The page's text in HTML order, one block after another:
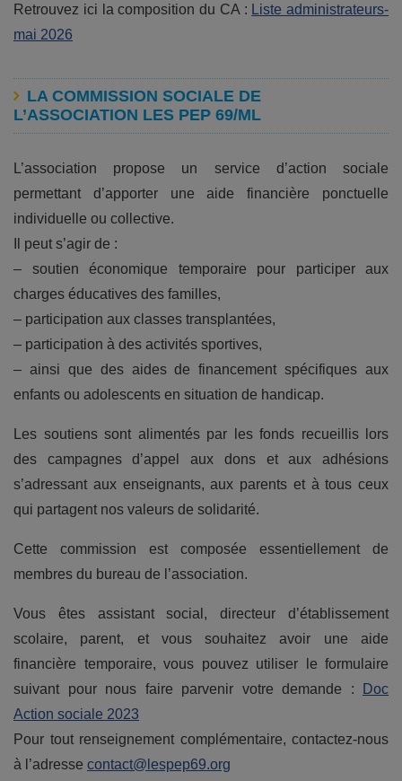
Retrouvez ici la composition du CA : Liste administrateurs-
mai 2026
LA COMMISSION SOCIALE DE
L’ASSOCIATION LES PEP 69/ML
L’association propose un service d’action sociale
permettant d’apporter une aide financière ponctuelle
individuelle ou collective.
Il peut s’agir de :
– soutien économique temporaire pour participer aux
charges éducatives des familles,
– participation aux classes transplantées,
– participation à des activités sportives,
– ainsi que des aides de financement spécifiques aux
enfants ou adolescents en situation de handicap.
Les soutiens sont alimentés par les fonds recueillis lors
des campagnes d’appel aux dons et aux adhésions
s’adressant aux enseignants, aux parents et à tous ceux
qui partagent nos valeurs de solidarité.
Cette commission est composée essentiellement de
membres du bureau de l’association.
Vous êtes assistant social, directeur d’établissement
scolaire, parent, et vous souhaitez avoir une aide
financière temporaire, vous pouvez utiliser le formulaire
suivant pour nous faire parvenir votre demande :
Doc
Action sociale 2023
Pour tout renseignement complémentaire, contactez-nous
à l’adresse contact@lespep69.org